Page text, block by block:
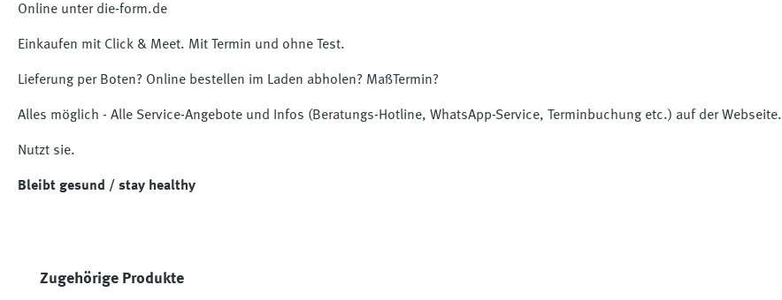
Online unter die-form.de
Einkaufen mit Click & Meet. Mit Termin und ohne Test.
Lieferung per Boten? Online bestellen im Laden abholen? MaßTermin?
Alles möglich - Alle Service-Angebote und Infos (Beratungs-Hotline, WhatsApp-Service, Terminbuchung etc.) auf der Webseite.
Nutzt sie.
Bleibt gesund / stay healthy
Produktgalerie überspringen
Zugehörige Produkte